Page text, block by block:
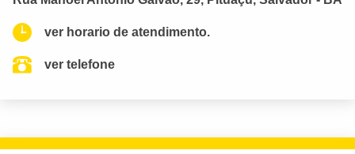
ver horario de atendimento.
ver telefone